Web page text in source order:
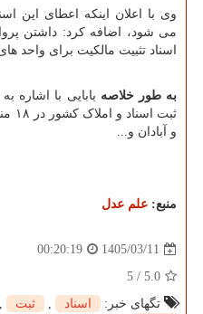
وی با اعلان اینکه اعطای این
می شود، اضافه کرد: داشتن
اسناد تثبیت مالکیت برای واحد
به طور خلاصه بابایی با اشاره
و آبادان و...
منبع: علم عدل
1405/03/11
00:20:19
5.0
/
5
تگهای خبر:
اسناد , ثبت ,